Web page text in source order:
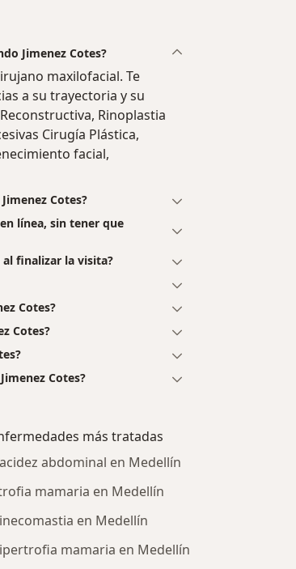
Jimenez Cotes?
maxilofacial. Te
a su trayectoria y su
Rinoplastia
Cirugía Plástica,
facial,
Cotes?
línea, sin tener que
al finalizar la visita?
Cotes?
Cotes?
Cotes?
más tratadas
abdominal en Medellín
mamaria en Medellín
en Medellín
mamaria en Medellín